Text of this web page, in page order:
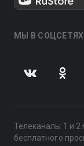
МЫ В СОЦСЕТЯХ
Телеканалы 1 и 2
бесплатного